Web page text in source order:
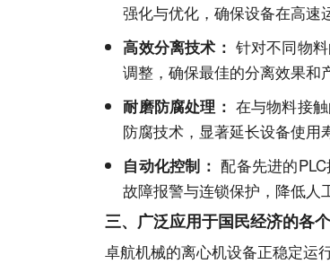
强化与优化，确保设备在高速
高效分离技术： 针对不同物
调整，确保最佳的分离效果和
耐磨防腐处理： 在与物料接
防腐技术，显著延长设备使用
自动化控制： 配备先进的
故障报警与连锁保护，降低人
三、广泛应用于国民经济的各
卓航机械的离心机设备正稳定运